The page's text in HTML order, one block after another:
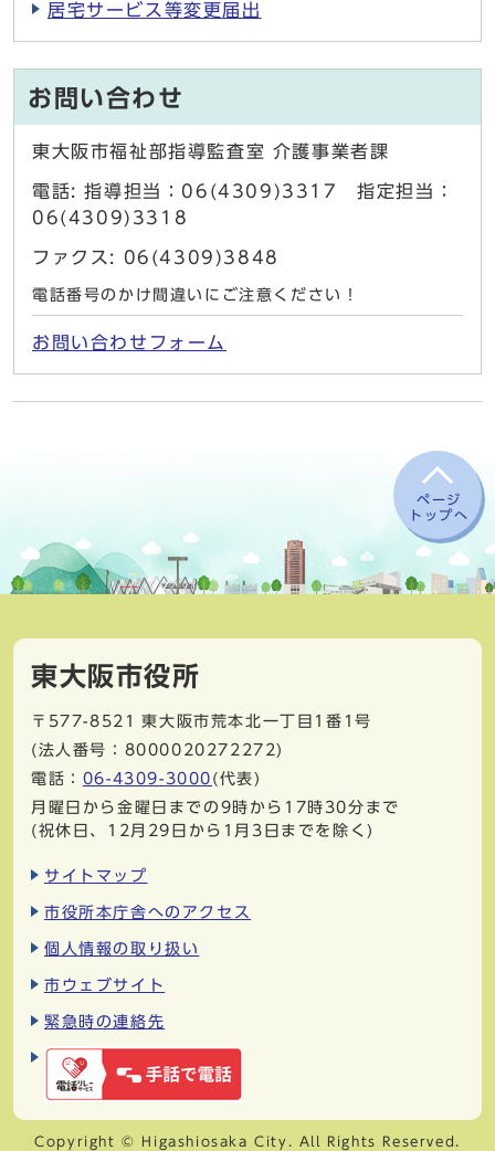
居宅サービス等変更届出
お問い合わせ
東大阪市福祉部指導監査室 介護事業者課
電話: 指導担当：06(4309)3317 指定担当：
06(4309)3318
ファクス: 06(4309)3848
電話番号のかけ間違いにご注意ください！
お問い合わせフォーム
ページ
トップへ
東大阪市役所
〒577-8521
東大阪市荒本北一丁目1番1号
(法人番号：8000020272272)
電話： 06-4309-3000 (代表)
月曜日から金曜日までの9時から17時30分まで
(祝休日、12月29日から1月3日までを除く)
サイトマップ
市役所本庁舎へのアクセス
個人情報の取り扱い
市ウェブサイト
緊急時の連絡先
Copyright © Higashiosaka City. All Rights Reserved.